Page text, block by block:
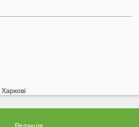
як врятувати город від
Редакція